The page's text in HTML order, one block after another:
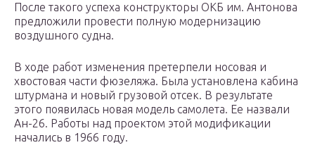
После такого успеха конструкторы ОКБ им. Антонова
предложили провести полную модернизацию
воздушного судна.
В ходе работ изменения претерпели носовая и
хвостовая части фюзеляжа. Была установлена кабина
штурмана и новый грузовой отсек. В результате
этого появилась новая модель самолета. Ее назвали
Ан-26. Работы над проектом этой модификации
начались в 1966 году.